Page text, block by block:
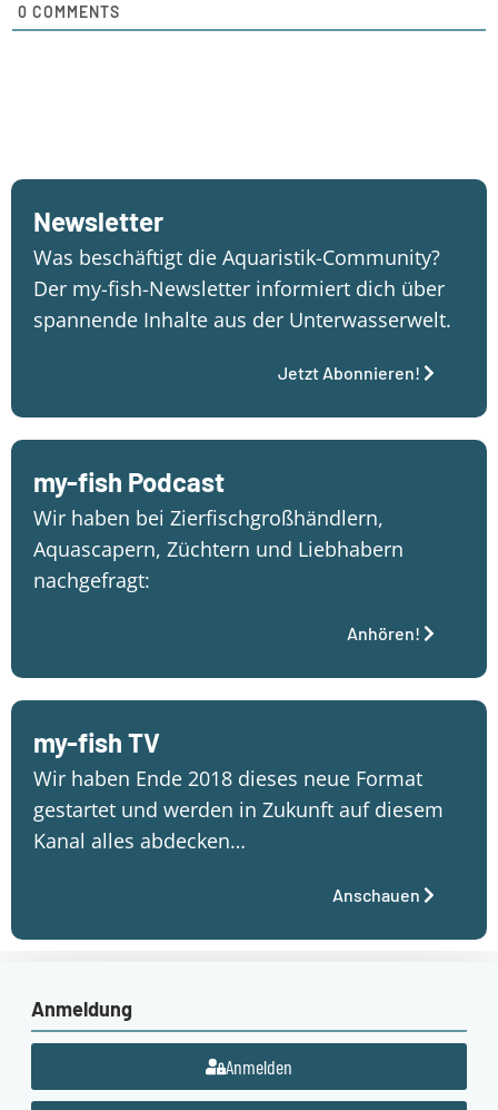
0 COMMENTS
Newsletter
Was beschäftigt die Aquaristik-Community?
Der my-fish-Newsletter informiert dich über
spannende Inhalte aus der Unterwasserwelt.
Jetzt Abonnieren!
my-fish Podcast
Wir haben bei Zierfischgroßhändlern,
Aquascapern, Züchtern und Liebhabern
nachgefragt:
Anhören!
my-fish TV
Wir haben Ende 2018 dieses neue Format
gestartet und werden in Zukunft auf diesem
Kanal alles abdecken…
Anschauen
Anmeldung
Anmelden